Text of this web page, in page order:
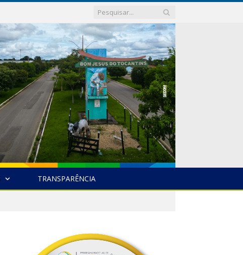
TRANSPARÊNCIA